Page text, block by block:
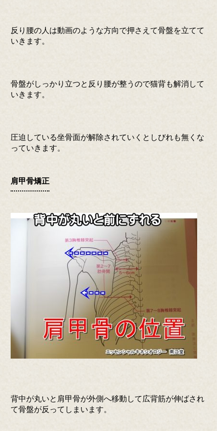
反り腰の人は動画のような方向で押さえて骨盤を立てて
いきます。
骨盤がしっかり立つと反り腰が整うので猫背も解消して
いきます。
圧迫している坐骨面が解除されていくとしびれも無くな
っていきます。
肩甲骨矯正
背中が丸いと肩甲骨が外側へ移動して広背筋が伸ばされ
て骨盤が反ってしまいます。